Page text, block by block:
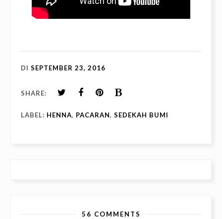
DI SEPTEMBER 23, 2016
SHARE:
LABEL: HENNA, PACARAN, SEDEKAH BUMI
56 COMMENTS